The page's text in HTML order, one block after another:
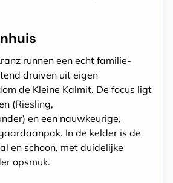
runnen een echt familie-
druiven uit eigen
de Kleine Kalmit. De focus ligt
(Riesling,
en een nauwkeurige,
In de kelder is de
en schoon, met duidelijke
opsmuk.